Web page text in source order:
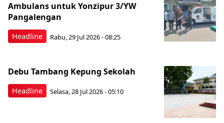
Headline
Ambulans untuk Yonzipur 3/YW
Pangalengan
Rabu, 29 Jul 2026 - 08:25
Headline
Debu Tambang Kepung Sekolah
Selasa, 28 Jul 2026 - 05:10